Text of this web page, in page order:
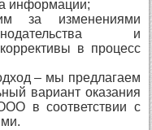
информации;
за изменениями
и
в процесс
– мы предлагаем
вариант оказания
в соответствии с